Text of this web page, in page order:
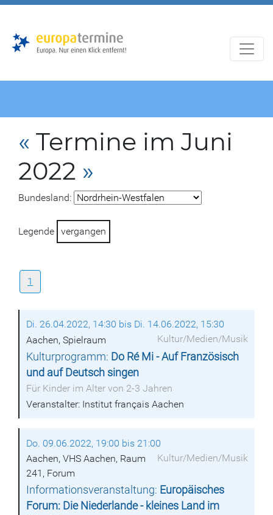
« Termine im Juni
2022 »
Bundesland:
Legende vergangen
1
Di. 26.04.2022, 14:30 bis Di. 14.06.2022, 15:30
Kultur/Medien/Musik
Aachen, Spielraum
Kulturprogramm: Do Ré Mi - Auf Französisch
und auf Deutsch singen
Für Kinder im Alter von 2-3 Jahren
Veranstalter: Institut français Aachen
Do. 09.06.2022, 19:00 bis 21:00
Kultur/Medien/Musik
Aachen, VHS Aachen, Raum
241, Forum
Informationsveranstaltung: Europäisches
Forum: Die Niederlande - kleines Land im